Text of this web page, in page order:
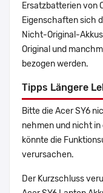
Ersatzbatterien von
Eigenschaften sich
Nicht-Original-
Original und
bezogen werden.
Tipps Längere
Bitte die Acer SY6
nehmen und nicht
könnte die
verursachen.
Der Kurzschluss